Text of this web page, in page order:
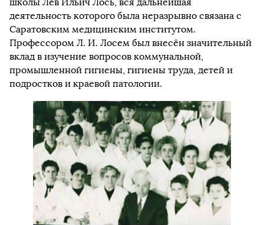
школы Лев Ильич Лось, вся дальнейшая
деятельность которого была неразрывно связана с
Саратовским медицинским институтом.
Профессором Л. И. Лосем был внесён значительный
вклад в изучение вопросов коммунальной,
промышленной гигиены, гигиены труда, детей и
подростков и краевой патологии.